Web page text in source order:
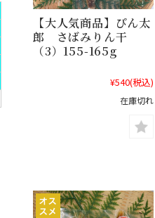
【大人気商品】ぴん太
郎 さばみりん干
（3）155-165g
¥540(税込)
在庫切れ